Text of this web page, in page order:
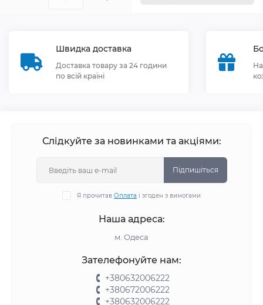
Швидка доставка
Доставка товару за 24 години
по всій країні
Слідкуйте за новинками та акціями:
Підпишіться
Я прочитав Оплата і згоден з вимогами
Наша адреса:
м. Одеса
Зателефонуйте нам:
+380632006222
+380672006222
+380632006222